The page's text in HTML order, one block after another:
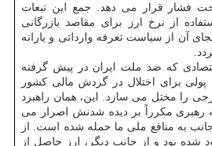
تحت فشار قرار می دهد. جمع این تبعات
از نرخ ارز برای مقاصد بازرگانی
آن از سیاست تعرفه وارداتی و یارانه
كه ضد ملت ایران در پیش گرفته
برای اختلال در گردش مالی كشور
را مختل می سازد. این، همان راهبرد
رهبری مكرراً بر دیده شدنش اصرار می
جانب به منافع ملی ما حمله شده است. از
بود و از جانب دیگر، ارز حاصل از